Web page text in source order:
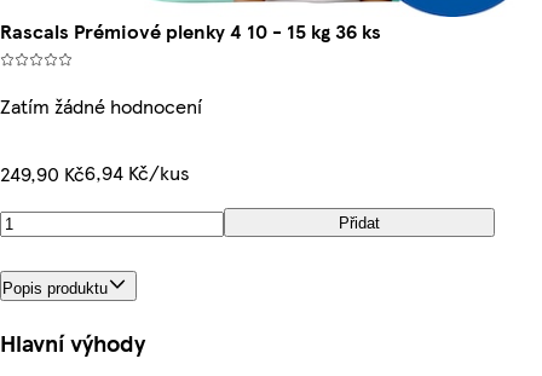
Rascals Prémiové plenky 4 10 - 15 kg 36 ks
Zatím žádné hodnocení
249,90 Kč6,94 Kč/kus
Přidat
Popis produktu
Hlavní výhody